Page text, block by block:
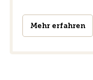
Mehr erfahren